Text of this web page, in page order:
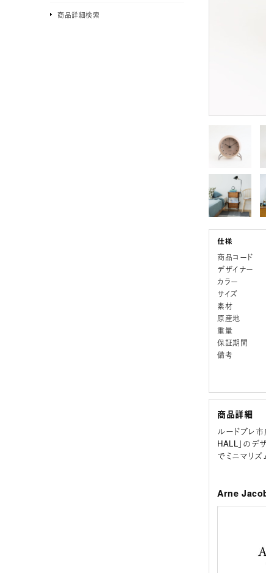
商品コード
デザイナー
カラー
サイズ
素材
原産地
重量
保証期間
備考
商品詳細
ルードブレ
HALL」のデ
でミニマリ
Arne
商品詳細検索